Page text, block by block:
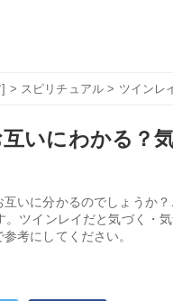
> スピリチュアル > ツインレ
いにわかる？
いに分かるのでしょうか
ツインレイだと気づく・
考にしてください。